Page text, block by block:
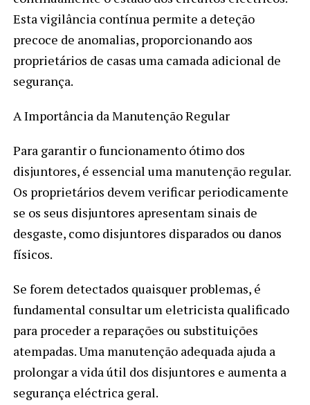
Esta vigilância contínua permite a deteção
precoce de anomalias, proporcionando aos
proprietários de casas uma camada adicional de
segurança.
A Importância da Manutenção Regular
Para garantir o funcionamento ótimo dos
disjuntores, é essencial uma manutenção regular.
Os proprietários devem verificar periodicamente
se os seus disjuntores apresentam sinais de
desgaste, como disjuntores disparados ou danos
físicos.
Se forem detectados quaisquer problemas, é
fundamental consultar um eletricista qualificado
para proceder a reparações ou substituições
atempadas. Uma manutenção adequada ajuda a
prolongar a vida útil dos disjuntores e aumenta a
segurança eléctrica geral.